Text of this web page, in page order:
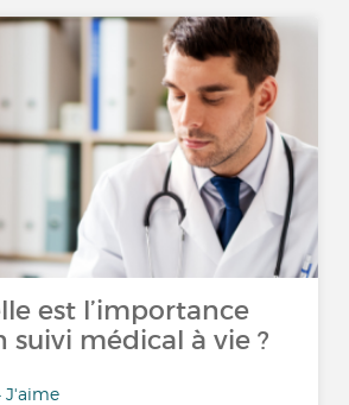
est l’importance
suivi médical à vie ?
J'aime